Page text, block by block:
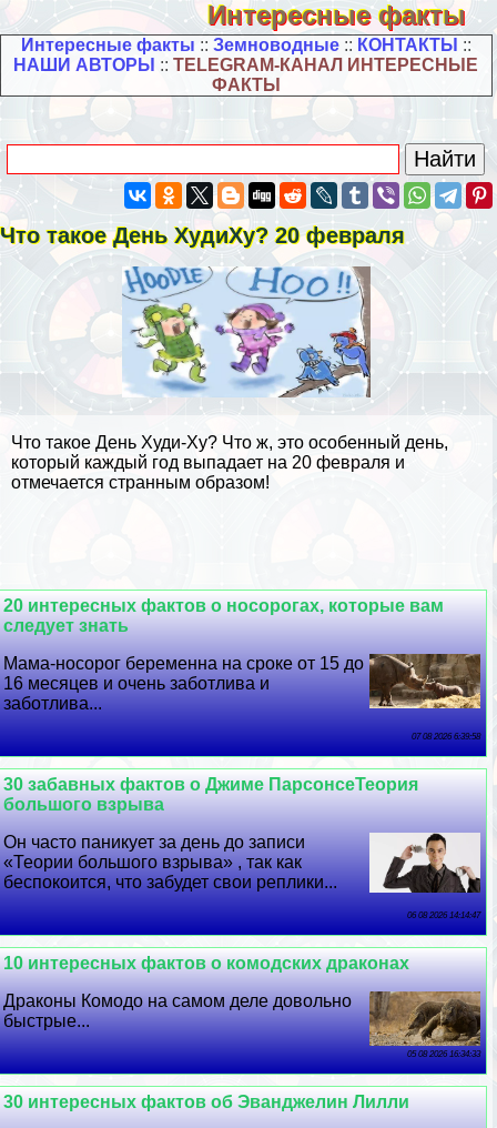
Интересные факты
Интересные факты :: Земноводные:: КОНТАКТЫ ::
НАШИ АВТОРЫ ::TELEGRAM-КАНАЛ ИНТЕРЕСНЫЕ
ФАКТЫ
Что такое День ХудиХу? 20 февраля
Что такое День Худи-Ху? Что ж, это особенный день,
который каждый год выпадает на 20 февраля и
отмечается странным образом!
20 интересных фактов о носорогах, которые вам
следует знать
Мама-носорог беременна на сроке от 15 до
16 месяцев и очень заботлива и
заботлива...
07 08 2026 6:39:58
30 забавных фактов о Джиме ПарсонсеТеория
большого взрыва
Он часто паникует за день до записи
«Теории большого взрыва» , так как
беспокоится, что забудет свои реплики...
06 08 2026 14:14:47
10 интересных фактов о комодских дpaконах
Дpaконы Комодо на самом деле довольно
быстрые...
05 08 2026 16:34:33
30 интересных фактов об Эванджелин Лилли